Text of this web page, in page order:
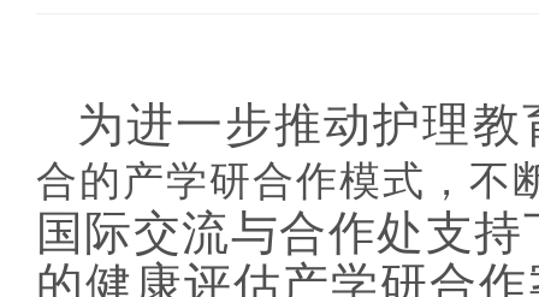
为进一步推动护理
合的产学研合作模式，不
国际交流与合作处支持
的健康评估产学研合